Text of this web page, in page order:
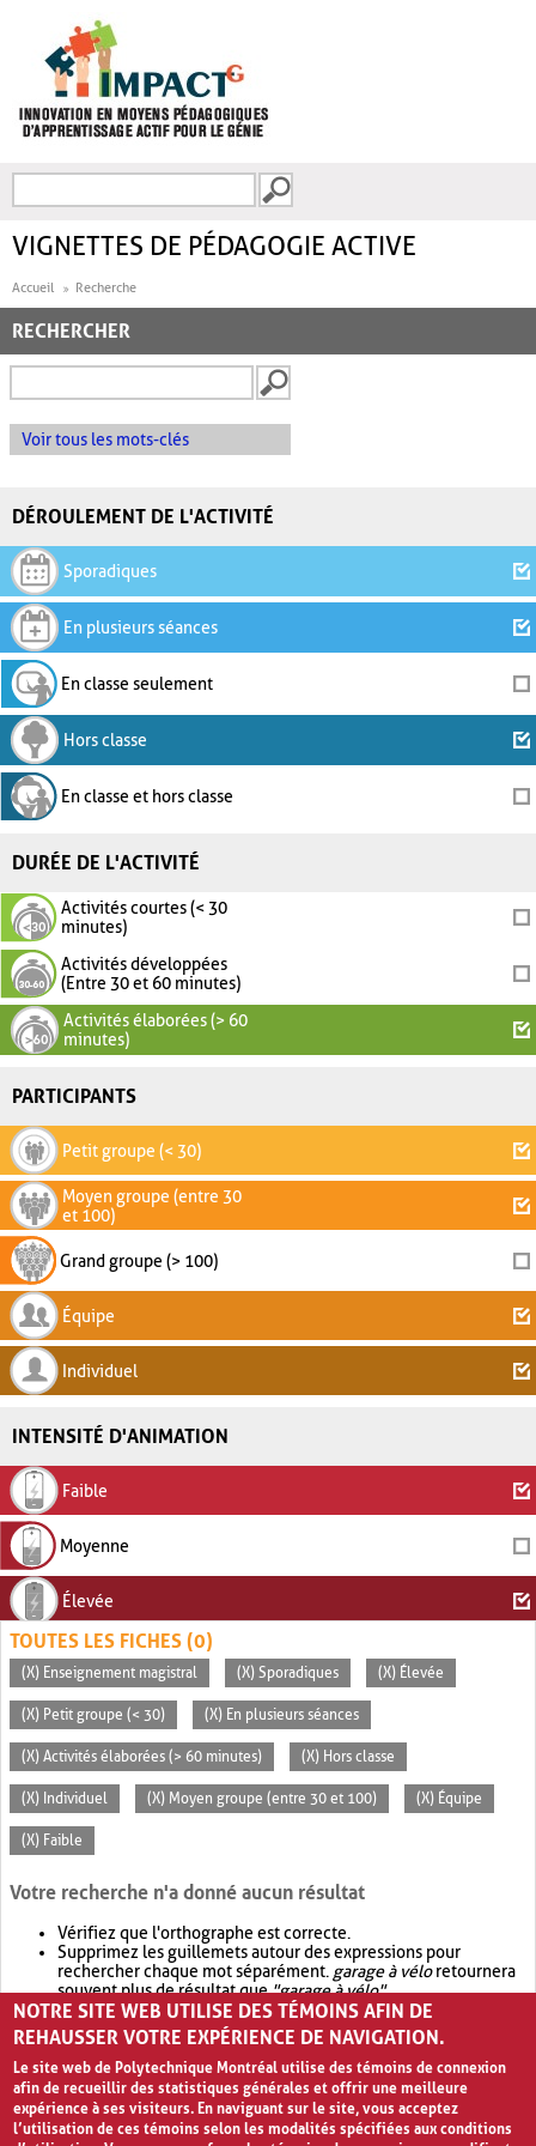
FORMULAIRE DE
VIGNETTES DE PÉDAGOGIE ACTIVE
Accueil Recherche
RECHERCHER
Voir tous les mots-clés
DÉROULEMENT DE L'ACTIVITÉ
Sporadiques
En plusieurs séances
En classe seulement
Hors classe
En classe et hors classe
DURÉE DE L'ACTIVITÉ
Activités courtes (< 30
minutes)
Activités développées
(Entre 30 et 60 minutes)
Activités élaborées (> 60
minutes)
PARTICIPANTS
Petit groupe (< 30)
Moyen groupe (entre 30
et 100)
Grand groupe (> 100)
Équipe
Individuel
INTENSITÉ D'ANIMATION
Faible
Moyenne
Élevée
TOUTES LES FICHES (0)
(X) Enseignement magistral (X) Sporadiques (X) Élevée
(X) Petit groupe (< 30) (X) En plusieurs séances
(X) Activités élaborées (> 60 minutes) (X) Hors classe
(X) Individuel (X) Moyen groupe (entre 30 et 100) (X) Équipe
(X) Faible
Votre recherche n'a donné aucun résultat
Vérifiez que l'orthographe est correcte.
Supprimez les guillemets autour des expressions pour
rechercher chaque mot séparément. garage à véloretournera
souvent plus de résultat que"garage à vélo".
Envisagez d'élargir votre recherche avec OR.garage OR vélo
retournera souvent plus de résultat quegarage à vélo
NOTRE SITE WEB UTILISE DES TÉMOINS AFIN DE
REHAUSSER VOTRE EXPÉRIENCE DE NAVIGATION.
Le site web de Polytechnique Montréal utilise des témoins de connexion
afin de recueillir des statistiques générales et offrir une meilleure
expérience à ses visiteurs. En naviguant sur le site, vous acceptez
l’utilisation de ces témoins selon les modalités spécifiées aux conditions